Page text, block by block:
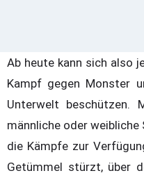
Ab heute kann sich also
Kampf gegen Monster
Unterwelt beschützen.
männliche oder
die Kämpfe zur
Getümmel stürzt, über